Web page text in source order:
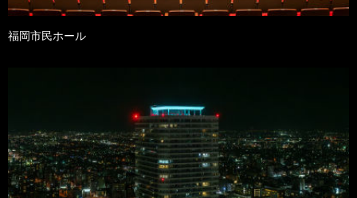
福岡市民ホール